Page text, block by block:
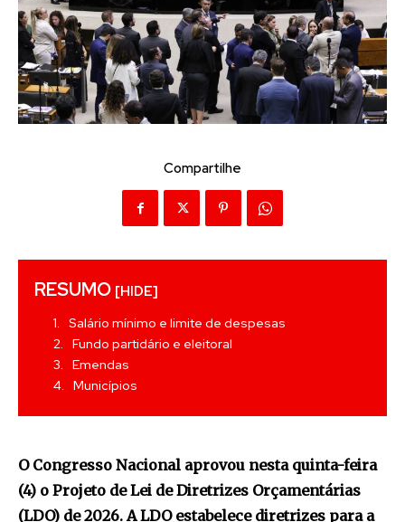
Compartilhe
RESUMO [HIDE]
Salário mínimo e limite de despesas
Fundo partidário e eleitoral
Emendas
Municípios
O Congresso Nacional aprovou nesta quinta-feira
(4) o Projeto de Lei de Diretrizes Orçamentárias
(LDO) de 2026. A LDO estabelece diretrizes para a